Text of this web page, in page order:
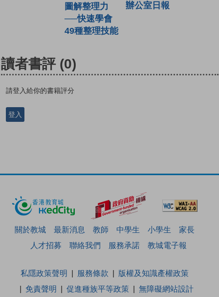
圖解整理力
──快速學會
49種整理技能
辦公室日報
讀者書評 (0)
請登入給你的書籍評分
登入
關於教城 最新消息 教師 中學生 小學生
家長
人才招募
聯絡我們 服務承諾 教城電子報
私隱政策聲明 服務條款
版權及知識產權政策
免責聲明
促進種族平等政策 無障礙網站設計